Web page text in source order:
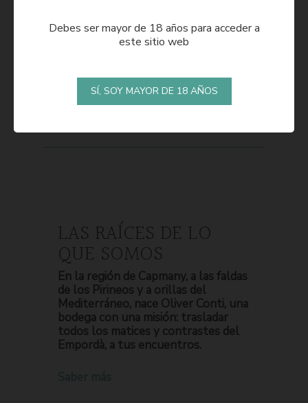
LAS RAÍCES DE LO
QUE SOMOS
En la región de Capmany, a las faldas
de los Pirineos y a orillas del
Mediterráneo, nace Oliver Conti, una
bodega con una misión: trasladar
todos los matices y contrastes del
Empordà, a tus encuentros.
Debes ser mayor de 18 años para acceder a
este sitio web
SÍ, SOY MAYOR DE 18 AÑOS